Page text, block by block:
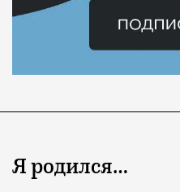
Я родился…